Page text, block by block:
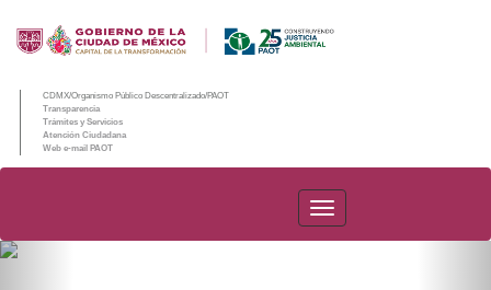
CDMX/Organismo Público Descentralizado/PAOT
Transparencia
Trámites y Servicios
Atención Ciudadana
Web e-mail PAOT
PAOT